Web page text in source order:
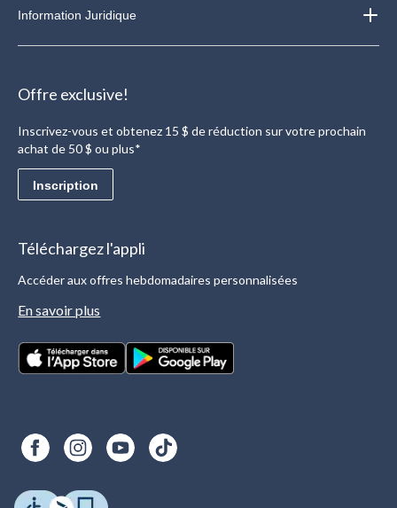
Information Juridique
Offre exclusive!
Inscrivez-vous et obtenez 15 $ de réduction sur votre prochain
achat de 50 $ ou plus*
Inscription
Téléchargez l'appli
Accéder aux offres hebdomadaires personnalisées
En savoir plus